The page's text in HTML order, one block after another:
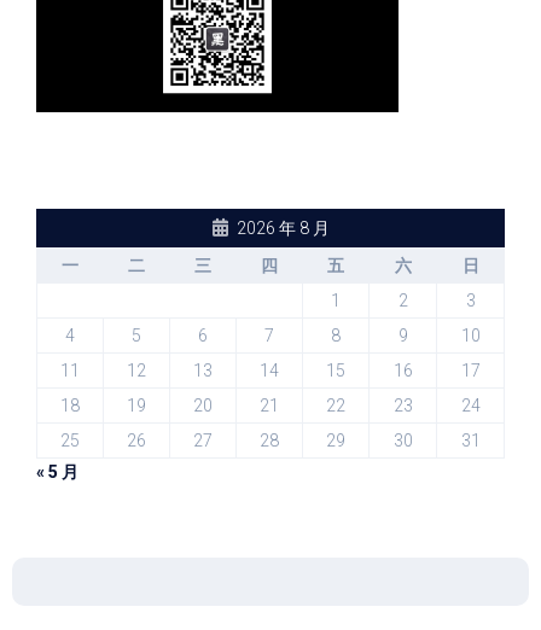
2026 年 8 月
一
二 三 四 五 六
日
1
2
3
4
5 6 7 8 9
10
11
12 13 14 15 16
17
18
19 20 21 22 23
24
25
26 27 28 29 30
31
« 5 月